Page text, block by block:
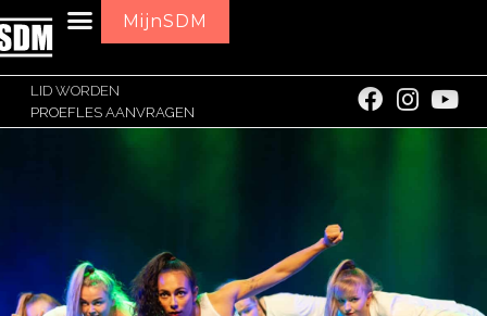
MijnSDM
LID WORDEN
PROEFLES AANVRAGEN